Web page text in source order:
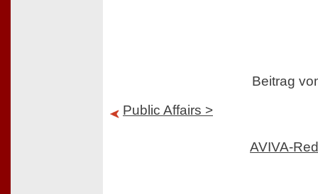
Public Affairs >
Beitrag
AVIVA-